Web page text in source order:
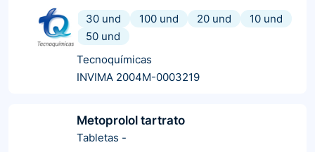
30 und
100 und 20 und
10 und
50 und
Tecnoquímicas
INVIMA 2004M-0003219
Metoprolol tartrato
Tabletas -